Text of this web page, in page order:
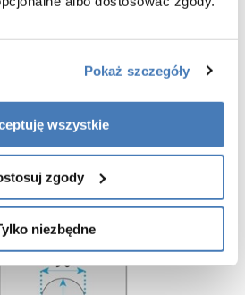
Pokaż szczegóły
wszystkie
zgody
niezbędne
powłoka